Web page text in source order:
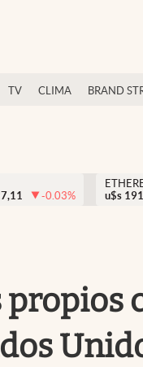
TV CLIMA BRAND
-0.03%
u$s